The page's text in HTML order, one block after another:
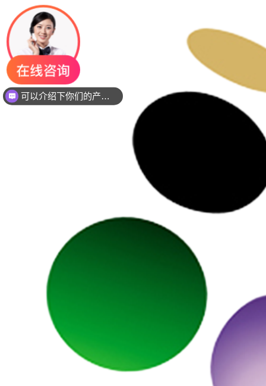
你们是是需要贴片还是插件灯珠呢？